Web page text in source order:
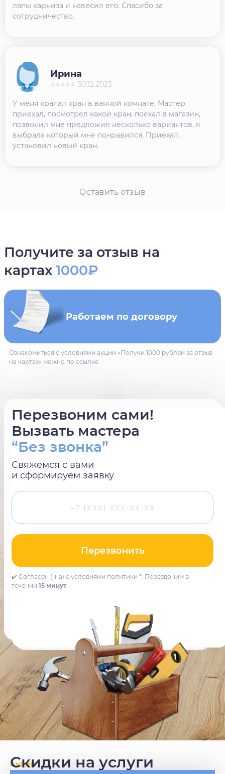
лапы карниза и навесил его. Спасибо за
сотрудничество.
У меня крапал кран в ванной комнате. Мастер
приехал, посмотрел какой кран, поехал в магазин,
позвонил мне предложил несколько вариантов, я
выбрала который мне понравился. Приехал,
установил новый кран.
Ирина
⭐⭐⭐⭐⭐ 30.12.2023
Оставить отзыв
Перезвоним сами!
Вызвать мастера
“Без звонка”
Свяжемся с вами
и сформируем заявку
Перезвонить
✔️ Согласен (-на) с условиями политики *. Перезвоним в
течении 15 минут.
Получите за отзыв на
картах 1000₽
Работаем по договору
Ознакомиться с условиями акции «Получи 1000 рублей за отзыв
на картах» можно по ссылке
Акции
Скидки на услуги